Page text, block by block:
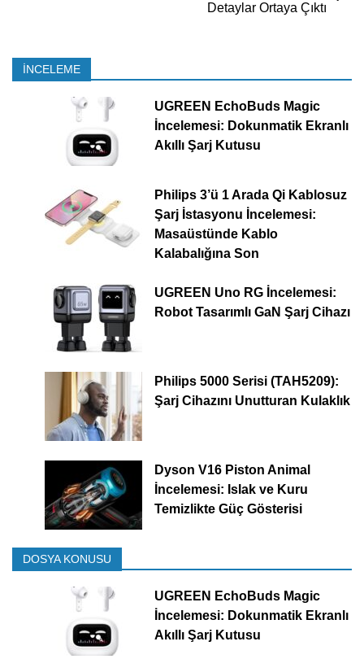
Detaylar Ortaya Çıktı
İNCELEME
UGREEN EchoBuds Magic
İncelemesi: Dokunmatik Ekranlı
Akıllı Şarj Kutusu
Philips 3’ü 1 Arada Qi Kablosuz
Şarj İstasyonu İncelemesi:
Masaüstünde Kablo
Kalabalığına Son
UGREEN Uno RG İncelemesi:
Robot Tasarımlı GaN Şarj Cihazı
Philips 5000 Serisi (TAH5209):
Şarj Cihazını Unutturan Kulaklık
Dyson V16 Piston Animal
İncelemesi: Islak ve Kuru
Temizlikte Güç Gösterisi
DOSYA KONUSU
UGREEN EchoBuds Magic
İncelemesi: Dokunmatik Ekranlı
Akıllı Şarj Kutusu